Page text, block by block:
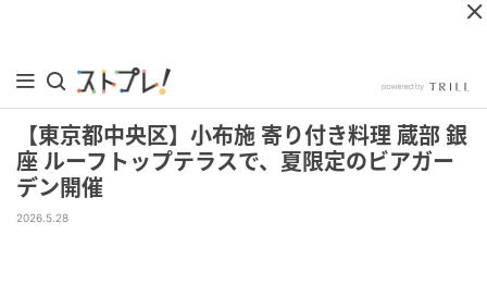
【東京都中央区】小布施 寄り付き料理 蔵部 銀
座 ルーフトップテラスで、夏限定のビアガー
デン開催
2026.5.28